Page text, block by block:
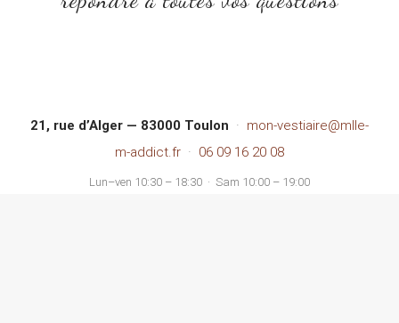
21, rue d’Alger — 83000 Toulon · mon-vestiaire@mlle-
m-addict.fr · 06 09 16 20 08
Lun–ven 10:30 – 18:30 · Sam 10:00 – 19:00